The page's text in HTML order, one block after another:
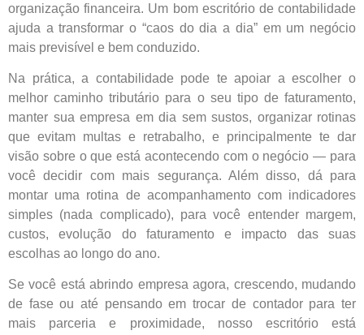
organização financeira. Um bom escritório de contabilidade
ajuda a transformar o “caos do dia a dia” em um negócio
mais previsível e bem conduzido.
Na prática, a contabilidade pode te apoiar a escolher o
melhor caminho tributário para o seu tipo de faturamento,
manter sua empresa em dia sem sustos, organizar rotinas
que evitam multas e retrabalho, e principalmente te dar
visão sobre o que está acontecendo com o negócio — para
você decidir com mais segurança. Além disso, dá para
montar uma rotina de acompanhamento com indicadores
simples (nada complicado), para você entender margem,
custos, evolução do faturamento e impacto das suas
escolhas ao longo do ano.
Se você está abrindo empresa agora, crescendo, mudando
de fase ou até pensando em trocar de contador para ter
mais parceria e proximidade, nosso escritório está